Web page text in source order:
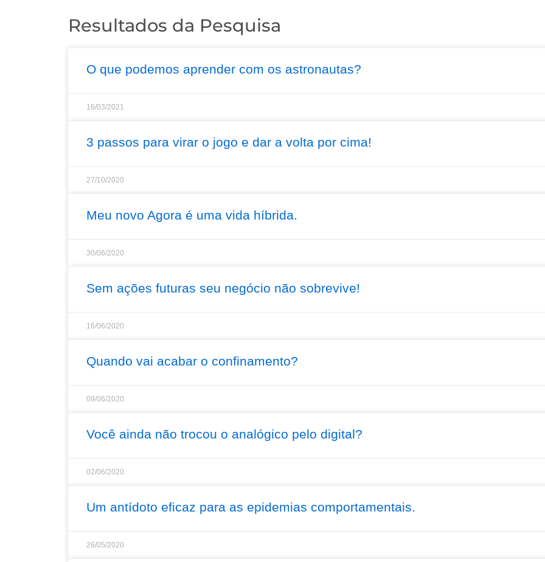
Resultados da Pesquisa
O que podemos aprender com os astronautas?
16/03/2021
3 passos para virar o jogo e dar a volta por cima!
27/10/2020
Meu novo Agora é uma vida híbrida.
30/06/2020
Sem ações futuras seu negócio não sobrevive!
16/06/2020
Quando vai acabar o confinamento?
09/06/2020
Você ainda não trocou o analógico pelo digital?
02/06/2020
Um antídoto eficaz para as epidemias comportamentais.
26/05/2020